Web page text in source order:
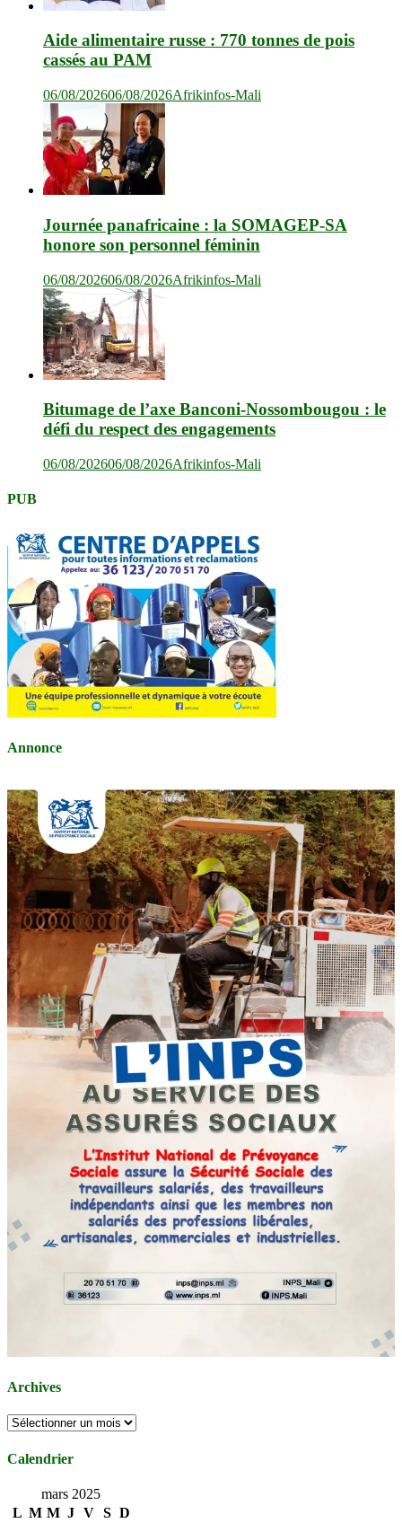
Aide alimentaire russe : 770 tonnes de pois
cassés au PAM
06/08/202606/08/2026Afrikinfos-Mali
Journée panafricaine : la SOMAGEP-SA
honore son personnel féminin
06/08/202606/08/2026Afrikinfos-Mali
Bitumage de l’axe Banconi-Nossombougou : le
défi du respect des engagements
06/08/202606/08/2026Afrikinfos-Mali
PUB
Annonce
Archives
Archives
Calendrier
mars 2025
L M M J V S D